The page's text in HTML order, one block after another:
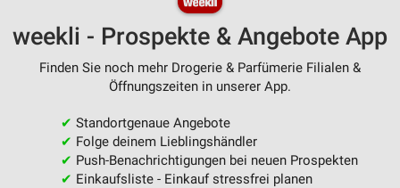
weekli - Prospekte & Angebote App
Finden Sie noch mehr Drogerie & Parfümerie Filialen &
Öffnungszeiten in unserer App.
✔ Standortgenaue Angebote
✔ Folge deinem Lieblingshändler
✔ Push-Benachrichtigungen bei neuen Prospekten
✔ Einkaufsliste - Einkauf stressfrei planen